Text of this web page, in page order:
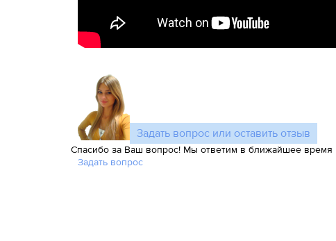
Задать вопрос или оставить отзыв
Спасибо за Ваш вопрос! Мы ответим в ближайшее
Задать вопрос